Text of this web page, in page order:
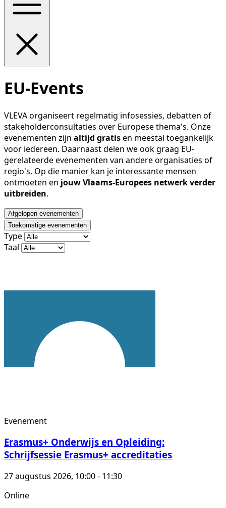
EU-Events
VLEVA organiseert regelmatig infosessies, debatten of
stakeholderconsultaties over Europese thema's. Onze
evenementen zijn altijd gratisen meestal toegankelijk
voor iedereen. Daarnaast delen we ook graag EU-
gerelateerde evenementen van andere organisaties of
regio's. Op die manier kan je interessante mensen
ontmoeten en jouw Vlaams-Europees netwerk verder
uitbreiden.
Afgelopen evenementen
Toekomstige evenementen
Type
Taal
Evenement
Erasmus+ Onderwijs en Opleiding:
Schrijfsessie Erasmus+ accreditaties
27 augustus 2026, 10:00 - 11:30
Online